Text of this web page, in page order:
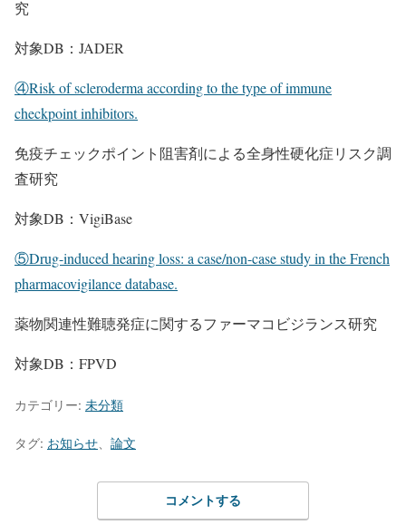
究
対象DB：JADER
④Risk of scleroderma according to the type of immune
checkpoint inhibitors.
免疫チェックポイント阻害剤による全身性硬化症リスク調
査研究
対象DB：VigiBase
⑤Drug-induced hearing loss: a case/non-case study in the French
pharmacovigilance database.
薬物関連性難聴発症に関するファーマコビジランス研究
対象DB：FPVD
カテゴリー: 未分類
タグ: お知らせ 論文
コメントする